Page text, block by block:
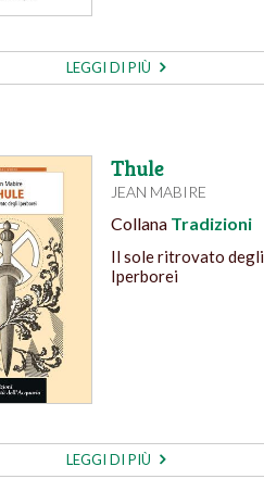
LEGGI DI PIÙ
Thule
JEAN MABIRE
Collana Tradizioni
Il sole ritrovato degli
Iperborei
LEGGI DI PIÙ